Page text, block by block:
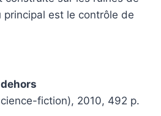
principal est le contrôle de
fiction), 2010, 492 p.